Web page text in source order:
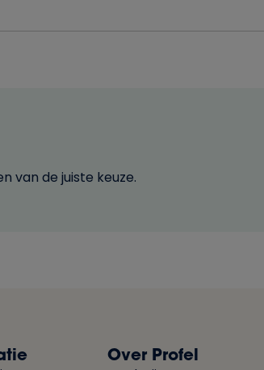
van de juiste keuze.
Over Profel